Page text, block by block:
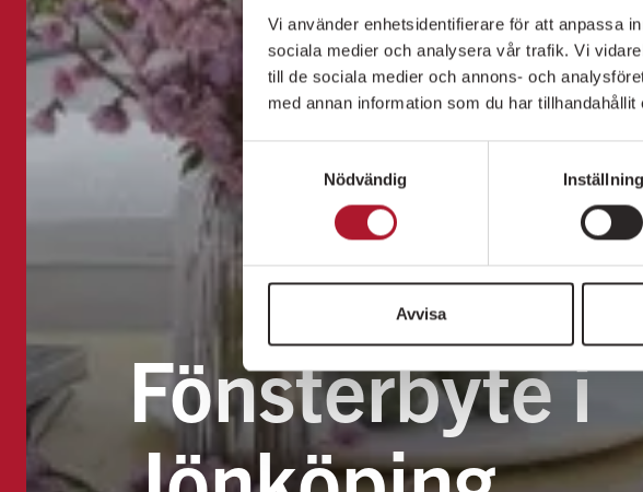
Vi använder enhetsidentifierare för att anpassa
sociala medier och analysera vår trafik. Vi
till de sociala medier och annons- och
med annan information som du har
Nödvändig
Avvisa
Fönsterbyte i